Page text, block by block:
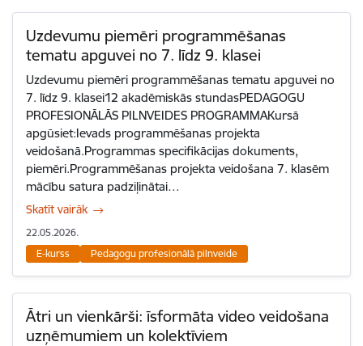
Uzdevumu piemēri programmēšanas
tematu apguvei no 7. līdz 9. klasei
Uzdevumu piemēri programmēšanas tematu apguvei no
7. līdz 9. klasei12 akadēmiskās stundasPEDAGOGU
PROFESIONĀLĀS PILNVEIDES PROGRAMMAKursā
apgūsiet:Ievads programmēšanas projekta
veidošanā.Programmas specifikācijas dokuments,
piemēri.Programmēšanas projekta veidošana 7. klasēm
mācību satura padziļinātai…
Skatīt vairāk
22.05.2026.
E-kurss
Pedagogu profesionālā pilnveide
Ātri un vienkārši: īsformāta video veidošana
uzņēmumiem un kolektīviem